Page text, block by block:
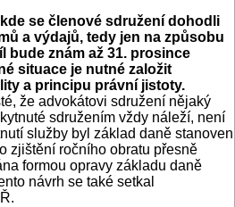
se členové sdružení dohodli
a výdajů, tedy jen na způsobu
bude znám až 31. prosince
situace je nutné založit
a principu právní jistoty.
že advokátovi sdružení nějaký
sdružením vždy náleží, není
služby byl základ daně stanoven
zjištění ročního obratu přesně
formou opravy základu daně
návrh se také setkal